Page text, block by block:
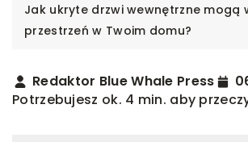
Jak ukryte drzwi wewnętrzne mogą
przestrzeń w Twoim domu?
Redaktor Blue Whale Press
Potrzebujesz ok. 4 min. aby